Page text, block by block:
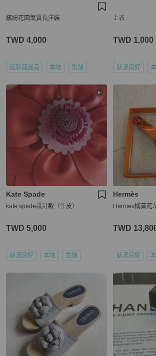
繽紛花園氣質長洋裝
TWD 4,000
近新閒置品 本地 免運
上衣
TWD 1,000
狀況良好
Kate Spade
kate spade設計款（牛皮）
TWD 5,000
狀況良好 本地 免運
Hermès
Hermes橘黃花
TWD
狀況良好